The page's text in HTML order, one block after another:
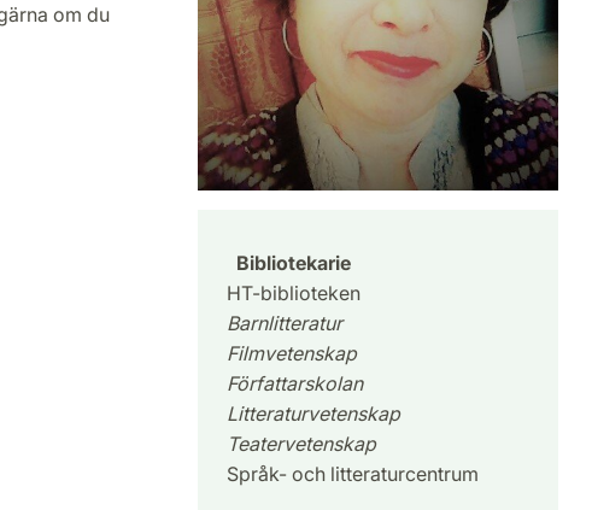
om du
Bibliotekarie
HT-biblioteken
Barnlitteratur
Filmvetenskap
Författarskolan
Litteraturvetenskap
Teatervetenskap
Språk- och litteraturcentrum